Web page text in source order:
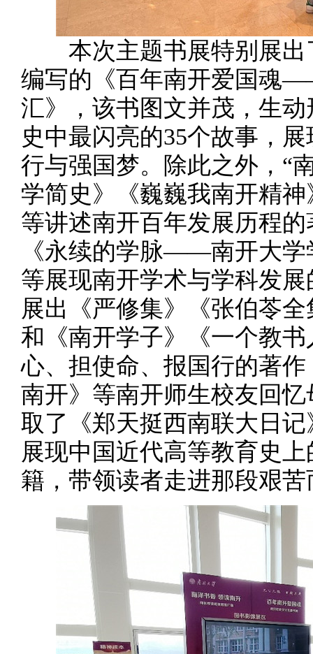
本次主题书展特别展出
编写的《百年南开爱国魂
汇》，该书图文并茂，生
史中最闪亮的35个故事，
行与强国梦。除此之外，“
学简史》《巍巍我南开精
等讲述南开百年发展历程
《永续的学脉——南开大学
等展现南开学术与学科发
展出《严修集》《张伯苓
和《南开学子》《一个教
心、担使命、报国行的著
南开》等南开师生校友回
取了《郑天挺西南联大日
展现中国近代高等教育史
籍，带领读者走进那段艰